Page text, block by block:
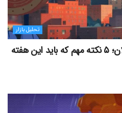
تحلیل بازار
جدال بیت کوین و اقتصاد کلان؛ ۵ نکته مهم که باید این هفته